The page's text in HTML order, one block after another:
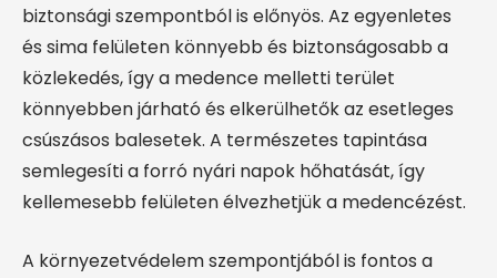
biztonsági szempontból is előnyös. Az egyenletes
és sima felületen könnyebb és biztonságosabb a
közlekedés, így a medence melletti terület
könnyebben járható és elkerülhetők az esetleges
csúszásos balesetek. A természetes tapintása
semlegesíti a forró nyári napok hőhatását, így
kellemesebb felületen élvezhetjük a medencézést.
A környezetvédelem szempontjából is fontos a